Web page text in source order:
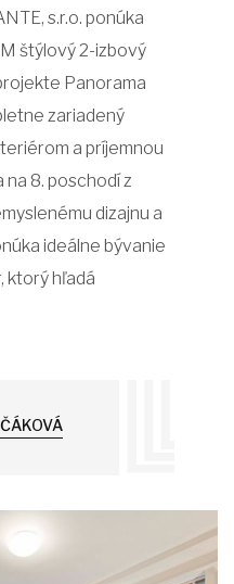
s.r.o. ponúka
štýlový 2-izbový
Panorama
zariadený
a príjemnou
8. poschodí z
dizajnu a
ideálne bývanie
ktorý hľadá